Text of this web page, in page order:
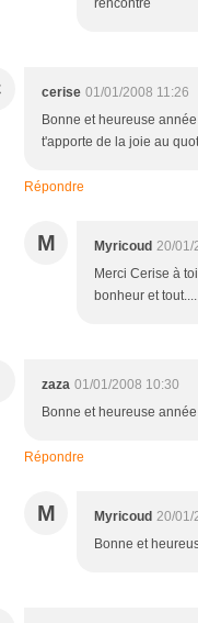
cerise 01/01/2008 11:26
Bonne et heureuse
t'apporte de la joie au
Répondre
M Myricoud 20/01/
Merci Cerise à
bonheur et tout.....
zaza 01/01/2008 10:30
Bonne et heureuse
Répondre
M Myricoud 20/01/
Bonne et